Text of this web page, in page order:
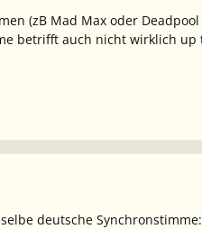
(zB Mad Max oder
betrifft auch nicht wirklich up
deutsche